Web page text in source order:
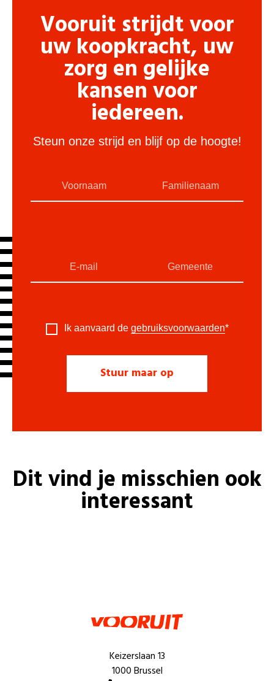
Vooruit strijdt voor
uw koopkracht, uw
zorg en gelijke
kansen voor
iedereen.
Steun onze strijd en blijf op de hoogte!
Ik aanvaard de gebruiksvoorwaarden*
Dit vind je misschien ook
interessant
Keizerslaan 13
1000 Brussel